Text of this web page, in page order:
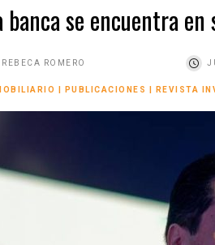
banca se encuentra
REBECA ROMERO
PUBLICACIONES REVISTA